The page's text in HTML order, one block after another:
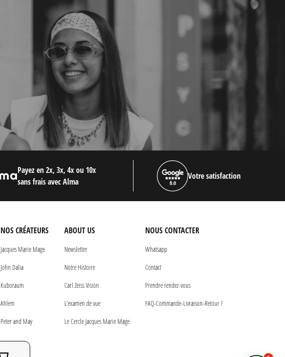
Payez en 2x, 3x, 4x ou 10x
sans frais avec Alma
Votre satisfaction
NOS CRÉATEURS
Jacques Marie Mage
John Dalia
Kuboraum
Ahlem
Peter and May
ABOUT US
Newsletter
Notre Histoire
Carl Zeiss Vision
L’examen de vue
Le Cercle Jacques Marie Mage
NOUS CONTACTER
Whatsapp
Contact
Prendre rendez-vous
FAQ-Commande-Livraison-Retour ?